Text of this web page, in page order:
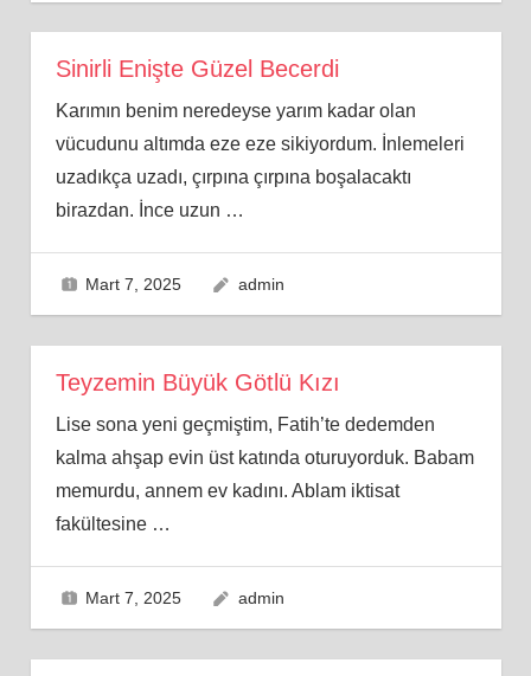
Sinirli Enişte Güzel Becerdi
Karımın benim neredeyse yarım kadar olan
vücudunu altımda eze eze sikiyordum. İnlemeleri
uzadıkça uzadı, çırpına çırpına boşalacaktı
birazdan. İnce uzun …
Mart 7, 2025 admin
Teyzemin Büyük Götlü Kızı
Lise sona yeni geçmiştim, Fatih’te dedemden
kalma ahşap evin üst katında oturuyorduk. Babam
memurdu, annem ev kadını. Ablam iktisat
fakültesine …
Mart 7, 2025 admin